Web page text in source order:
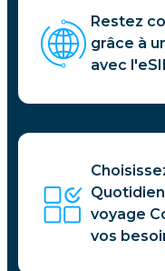
Restez
grâce à
avec
voyage
vos